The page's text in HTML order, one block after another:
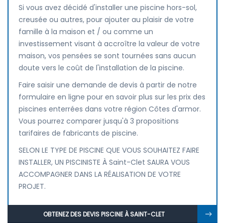
Si vous avez décidé d'installer une piscine hors-sol,
creusée ou autres, pour ajouter au plaisir de votre
famille à la maison et / ou comme un
investissement visant à accroître la valeur de votre
maison, vos pensées se sont tournées sans aucun
doute vers le coût de l'installation de la piscine.
Faire saisir une demande de devis à partir de notre
formulaire en ligne pour en savoir plus sur les prix des
piscines enterrées dans votre région Côtes d'armor.
Vous pourrez comparer jusqu'à 3 propositions
tarifaires de fabricants de piscine.
SELON LE TYPE DE PISCINE QUE VOUS SOUHAITEZ FAIRE
INSTALLER, UN PISCINISTE À Saint-Clet SAURA VOUS
ACCOMPAGNER DANS LA RÉALISATION DE VOTRE
PROJET.
OBTENEZ DES DEVIS PISCINE À SAINT-CLET